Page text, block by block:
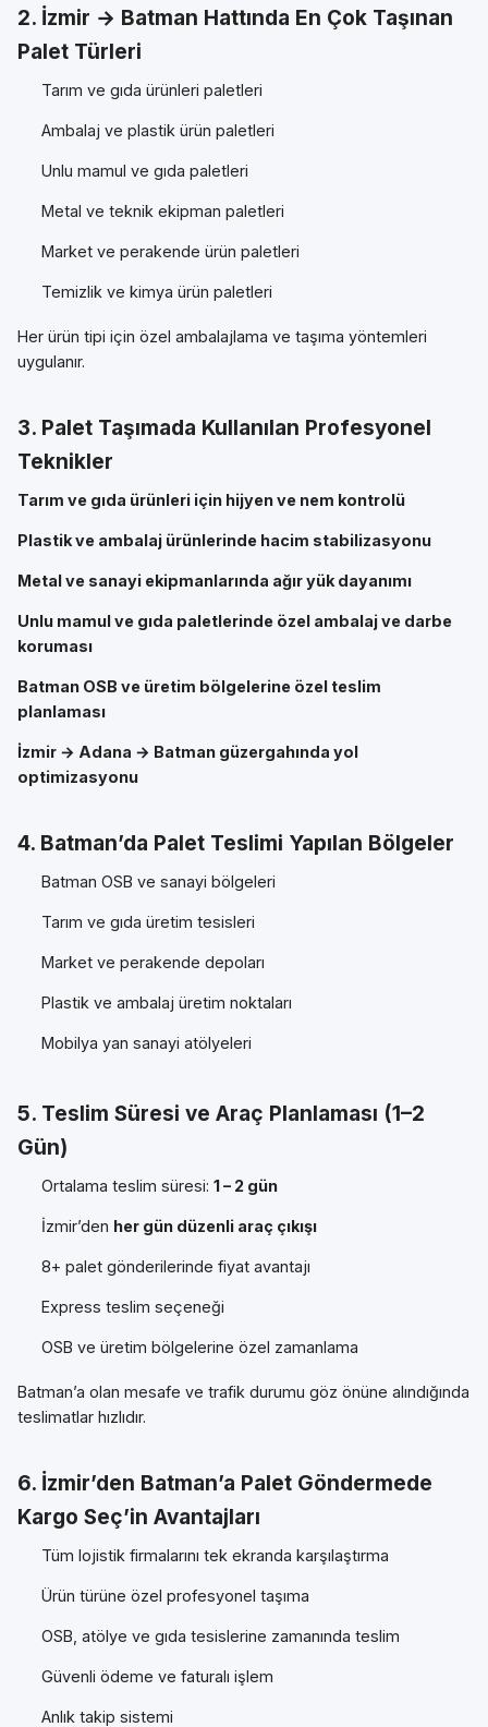
2. İzmir → Batman Hattında En Çok Taşınan
Palet Türleri
Tarım ve gıda ürünleri paletleri
Ambalaj ve plastik ürün paletleri
Unlu mamul ve gıda paletleri
Metal ve teknik ekipman paletleri
Market ve perakende ürün paletleri
Temizlik ve kimya ürün paletleri
Her ürün tipi için özel ambalajlama ve taşıma yöntemleri
uygulanır.
3. Palet Taşımada Kullanılan Profesyonel
Teknikler
Tarım ve gıda ürünleri için hijyen ve nem kontrolü
Plastik ve ambalaj ürünlerinde hacim stabilizasyonu
Metal ve sanayi ekipmanlarında ağır yük dayanımı
Unlu mamul ve gıda paletlerinde özel ambalaj ve darbe
koruması
Batman OSB ve üretim bölgelerine özel teslim
planlaması
İzmir → Adana → Batman güzergahında yol
optimizasyonu
4. Batman’da Palet Teslimi Yapılan Bölgeler
Batman OSB ve sanayi bölgeleri
Tarım ve gıda üretim tesisleri
Market ve perakende depoları
Plastik ve ambalaj üretim noktaları
Mobilya yan sanayi atölyeleri
5. Teslim Süresi ve Araç Planlaması (1–2
Gün)
Ortalama teslim süresi: 1 – 2 gün
İzmir’den her gün düzenli araç çıkışı
8+ palet gönderilerinde fiyat avantajı
Express teslim seçeneği
OSB ve üretim bölgelerine özel zamanlama
Batman’a olan mesafe ve trafik durumu göz önüne alındığında
teslimatlar hızlıdır.
6. İzmir’den Batman’a Palet Göndermede
Kargo Seç’in Avantajları
Tüm lojistik firmalarını tek ekranda karşılaştırma
Ürün türüne özel profesyonel taşıma
OSB, atölye ve gıda tesislerine zamanında teslim
Güvenli ödeme ve faturalı işlem
Anlık takip sistemi